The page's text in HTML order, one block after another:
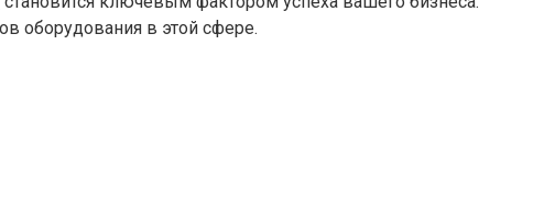
оборудования в этой сфере.